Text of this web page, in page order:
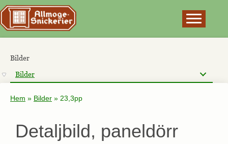
Bilder
Bilder
Hem » Bilder » 23,3pp
Detaljbild, paneldörr